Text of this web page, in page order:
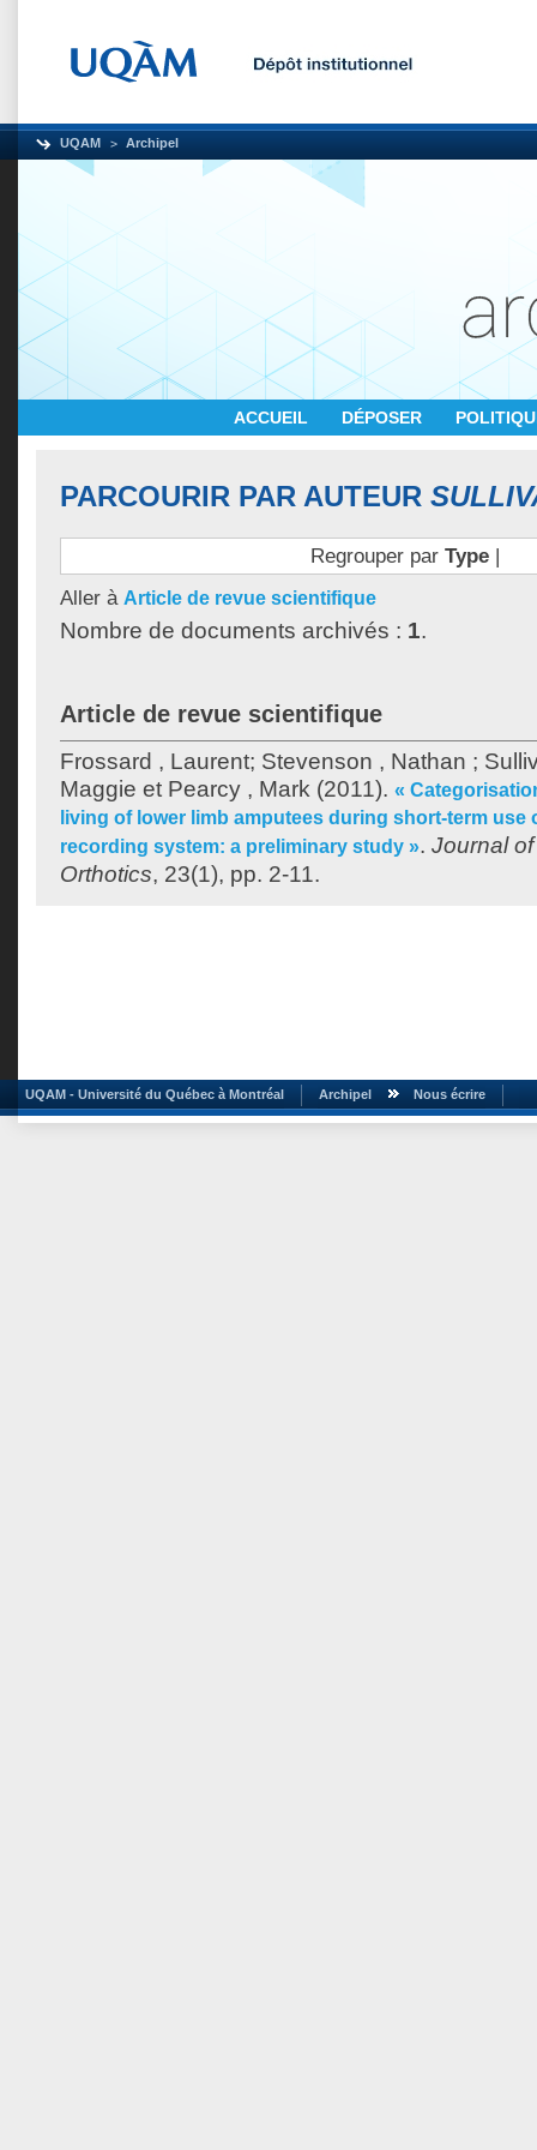
UQAM Archipel
ACCUEIL DÉPOSER
PARCOURIR PAR AUTEUR
Regrouper par Type|
Aller à Article de revue scientifique
Nombre de documents archivés : 1.
Article de revue scientifique
Frossard , Laurent; Stevenson , Nathan ;
Maggie et Pearcy , Mark (2011). «
living of lower limb amputees during short-term use
recording system: a preliminary study ». Journal
Orthotics, 23(1), pp. 2-11.
UQAM - Université du Québec à Montréal Archipel Nous écrire